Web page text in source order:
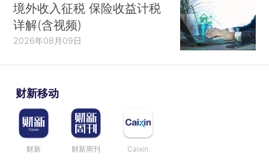
境外收入征税 保险收益计税
详解(含视频)
2026年08月09日
财新移动
财新 财新周刊 Caixin